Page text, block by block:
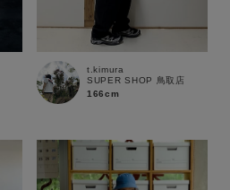
t.kimura
SUPER SHOP 鳥取店
166cm